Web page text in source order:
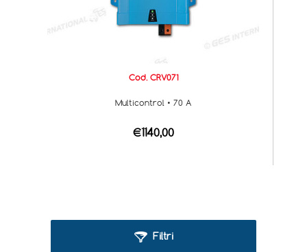
Cod. CRV071
Multicontrol • 70 A
€1140,00
Filtri